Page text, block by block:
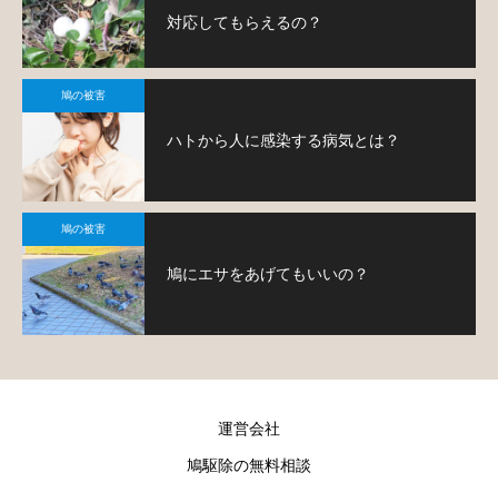
対応してもらえるの？
鳩の被害
ハトから人に感染する病気とは？
鳩の被害
鳩にエサをあげてもいいの？
運営会社
鳩駆除の無料相談